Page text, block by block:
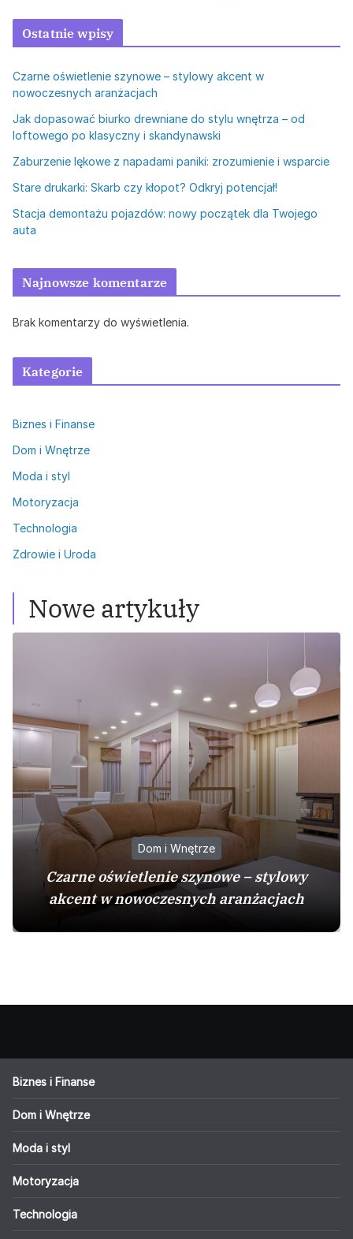
Ostatnie wpisy
Czarne oświetlenie szynowe – stylowy akcent w
nowoczesnych aranżacjach
Jak dopasować biurko drewniane do stylu wnętrza – od
loftowego po klasyczny i skandynawski
Zaburzenie lękowe z napadami paniki: zrozumienie i wsparcie
Stare drukarki: Skarb czy kłopot? Odkryj potencjał!
Stacja demontażu pojazdów: nowy początek dla Twojego
auta
Najnowsze komentarze
Brak komentarzy do wyświetlenia.
Kategorie
Biznes i Finanse
Dom i Wnętrze
Moda i styl
Motoryzacja
Technologia
Zdrowie i Uroda
Nowe artykuły
Dom i Wnętrze
Czarne oświetlenie szynowe – stylowy
akcent w nowoczesnych aranżacjach
Biznes i Finanse
Dom i Wnętrze
Moda i styl
Motoryzacja
Technologia